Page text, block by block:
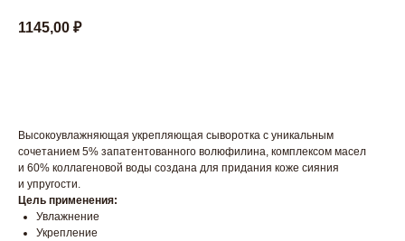
1145,00 ₽
Высокоувлажняющая укрепляющая сыворотка с уникальным
сочетанием 5% запатентованного волюфилина, комплексом масел
и 60% коллагеновой воды создана для придания коже сияния
и упругости.
Цель применения:
Увлажнение
Укрепление